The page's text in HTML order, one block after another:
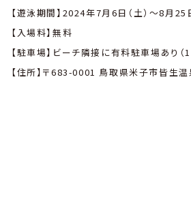
【遊泳期間】2024年7月6日（土）〜8月
【入場料】無料
【駐車場】ビーチ隣接に有料駐車場あり（
【住所】〒683-0001 鳥取県米子市皆生温